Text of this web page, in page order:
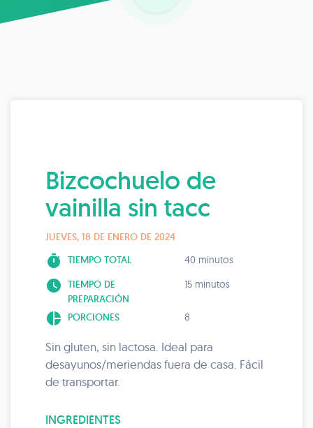
Bizcochuelo de
vainilla sin tacc
JUEVES, 18 DE ENERO DE 2024
timer TIEMPO TOTAL 40 minutos
watch_later TIEMPO DE
PREPARACIÓN
15 minutos
pie_chart PORCIONES 8
Sin gluten, sin lactosa. Ideal para
desayunos/meriendas fuera de casa. Fácil
de transportar.
INGREDIENTES